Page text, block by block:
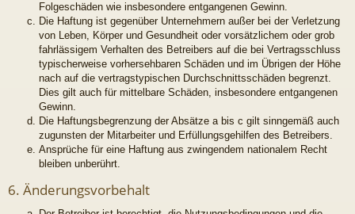
Folgeschäden wie insbesondere entgangenen Gewinn.
Die Haftung ist gegenüber Unternehmern außer bei der Verletzung
von Leben, Körper und Gesundheit oder vorsätzlichem oder grob
fahrlässigem Verhalten des Betreibers auf die bei Vertragsschluss
typischerweise vorhersehbaren Schäden und im Übrigen der Höhe
nach auf die vertragstypischen Durchschnittsschäden begrenzt.
Dies gilt auch für mittelbare Schäden, insbesondere entgangenen
Gewinn.
Die Haftungsbegrenzung der Absätze a bis c gilt sinngemäß auch
zugunsten der Mitarbeiter und Erfüllungsgehilfen des Betreibers.
Ansprüche für eine Haftung aus zwingendem nationalem Recht
bleiben unberührt.
6. Änderungsvorbehalt